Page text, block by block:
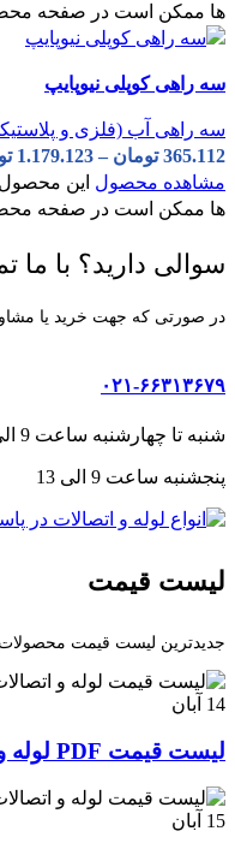
ها ممکن است در صفحه
سه راهی کوپلی نیوپایپ
سه راهی آب (فلزی و
365.112 تومان –
1.179.123
مشاهده محصول این محصول
ها ممکن است در صفحه
سوالی دارید؟ با ما
در صورتی که جهت خرید یا
۰۲۱-۶۶۳۱۳۶۷۹
شنبه تا چهارشنبه ساعت 9 الی 17
پنجشنبه ساعت 9 الی 13
لیست قیمت
جدیدترین لیست قیمت محصولات
14 آبان
لیست قیمت PDF لوله و اتصالات پنج لایه نیوپایپ
15 آبان